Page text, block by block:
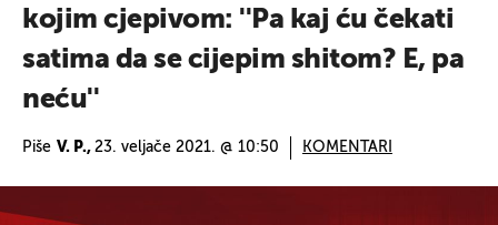
kojim cjepivom: ''Pa kaj ću čekati
satima da se cijepim shitom? E, pa
neću''
Piše V. P., 23. veljače 2021. @ 10:50 KOMENTARI